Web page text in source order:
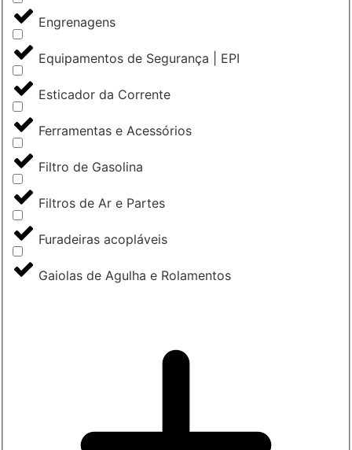
Engrenagens
Equipamentos de Segurança | EPI
Esticador da Corrente
Ferramentas e Acessórios
Filtro de Gasolina
Filtros de Ar e Partes
Furadeiras acopláveis
Gaiolas de Agulha e Rolamentos